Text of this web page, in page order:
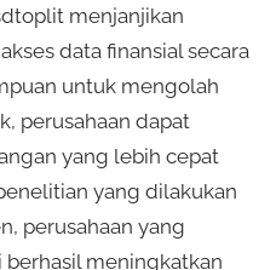
menjanjikan
data finansial secara
untuk mengolah
perusahaan dapat
yang lebih cepat
yang dilakukan
perusahaan yang
meningkatkan